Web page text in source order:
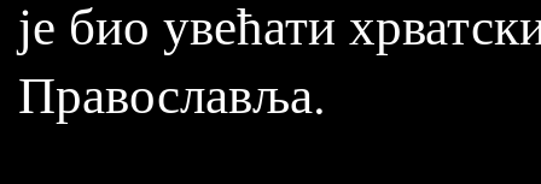
је био увећати
Православља.